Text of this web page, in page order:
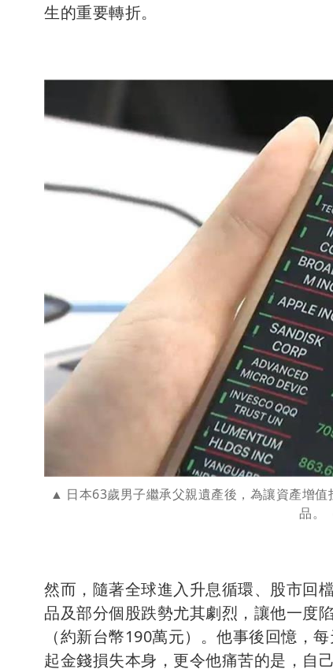
生的重要轉折。
日本63歲男子繼承父親遺產後，為讓資產增
品。
然而，隨著全球進入升息循環、股市回
品及部分個股跌勢尤其劇烈，讓他一度
（約新台幣190萬元）。他事後回憶，
起金錢損失本身，更令他痛苦的是，自